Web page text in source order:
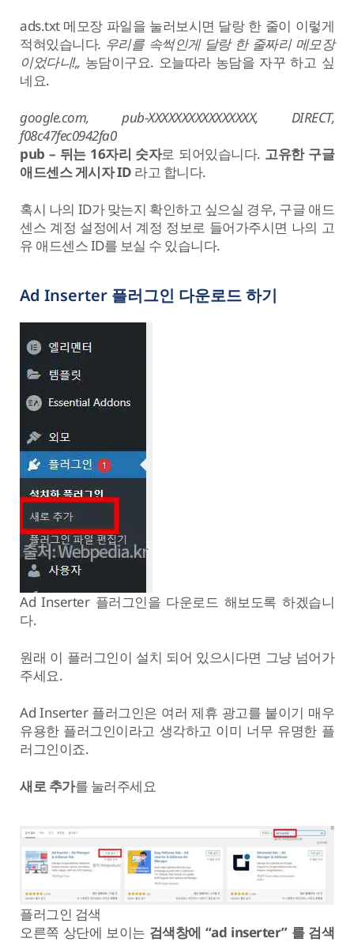
ads.txt 메모장 파일을 눌러보시면 달랑 한 줄이 이렇게
적혀있습니다. 우리를 속썩인게 달랑 한 줄짜리 메모장
이었다니!,, 농담이구요. 오늘따라 농담을 자꾸 하고 싶
네요.
google.com, pub-XXXXXXXXXXXXXXXX, DIRECT,
f08c47fec0942fa0
pub – 뒤는 16자리 숫자로 되어있습니다. 고유한 구글
애드센스 게시자 ID 라고 합니다.
혹시 나의 ID가 맞는지 확인하고 싶으실 경우, 구글 애드
센스 계정 설정에서 계정 정보로 들어가주시면 나의 고
유 애드센스 ID를 보실 수 있습니다.
Ad Inserter 플러그인 다운로드 하기
Ad Inserter 플러그인을 다운로드 해보도록 하겠습니
다.
원래 이 플러그인이 설치 되어 있으시다면 그냥 넘어가
주세요.
Ad Inserter 플러그인은 여러 제휴 광고를 붙이기 매우
유용한 플러그인이라고 생각하고 이미 너무 유명한 플
러그인이죠.
새로 추가를 눌러주세요
플러그인 검색
오른쪽 상단에 보이는 검색창에 “ad inserter” 를 검색